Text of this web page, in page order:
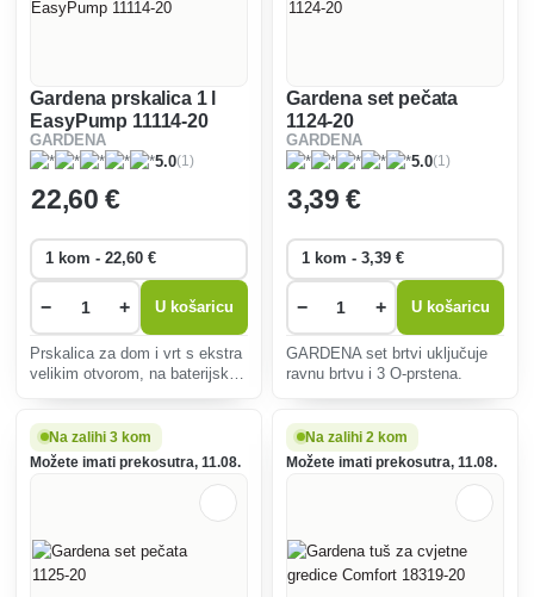
Gardena prskalica 1 l
EasyPump 11114-20
GARDENA
5.0(1)
22,60 €
− + U košaricu
Prskalica za dom i vrt s ekstra
velikim otvorom, na baterijski
Gardena set pečata
1124-20
GARDENA
5.0(1)
3,39 €
− + U košaricu
GARDENA set brtvi uključuje
ravnu brtvu i 3 O-prstena.
Na zalihi 3 kom
Možete imati prekosutra, 11.08.
Na zalihi 2 kom
Možete imati prekosutra, 11.08.